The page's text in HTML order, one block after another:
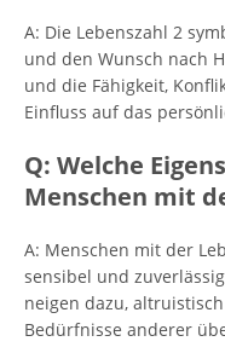
A: Die Lebenszahl 2
und den Wunsch nach
und die Fähigkeit,
Einfluss auf das
Q: Welche
Menschen mit
A: Menschen mit der
sensibel und
neigen dazu,
Bedürfnisse anderer